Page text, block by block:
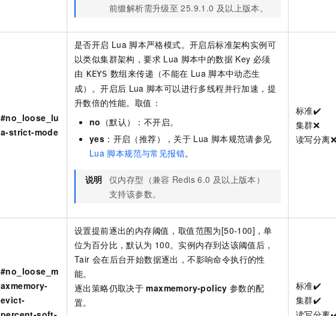
前缀解析需升级至 25.9.1.0 及以上版本。
#no_loose_lu
a-strict-mode
是否开启 Lua 脚本严格模式。开启后标准架构实例可
以类似集群架构，要求 Lua 脚本中的数据 Key 必须
由 KEYS 数组来传递（不能在 Lua 脚本中动态生
成）。开启后 Lua 脚本可以进行多线程并行加速，提
升数倍的性能。取值：
no （默认）：不开启。
yes ：开启（推荐），关于 Lua 脚本规范请参见
Lua 脚本规范与常见报错。
说明 仅内存型（兼容 Redis 6.0 及以上版本）
支持该参数。
标准️️✔️
集群❌
读写分离
#no_loose_m
axmemory-
evict-
设置提前逐出的内存阈值，取值范围为[50-100]，单
位为百分比，默认为 100。实例内存到达该阈值后，
Tair 会在后台开始数据逐出，不影响命令执行的性
能。
逐出策略仍取决于 maxmemory-policy 参数的配
置。
标准️️✔️
集群✔️